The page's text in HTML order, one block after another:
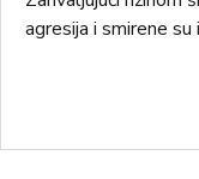
agresija i smirene su